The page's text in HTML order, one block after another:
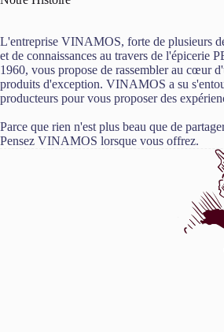
L'entreprise VINAMOS, forte de plusieurs
et de connaissances au travers de l'épicerie
1960, vous propose de rassembler au cœur
produits d'exception. VINAMOS a su
producteurs pour vous proposer des
Parce que rien n'est plus beau que de
Pensez VINAMOS lorsque vous offrez.